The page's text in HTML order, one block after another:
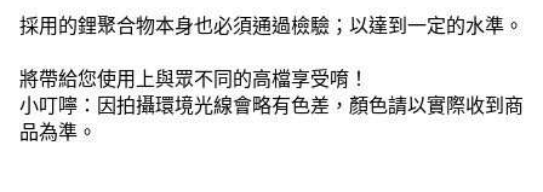
採用的鋰聚合物本身也必須通過檢驗；以達到一定的水準。
將帶給您使用上與眾不同的高檔享受唷！
小叮嚀：因拍攝環境光線會略有色差，顏色請以實際收到商
品為準。